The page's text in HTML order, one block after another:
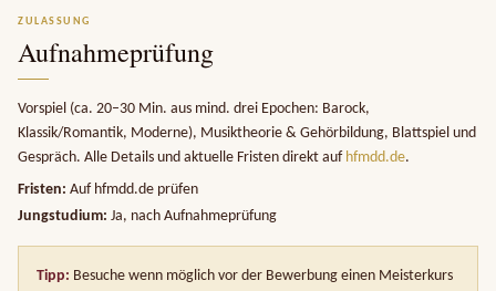
ZULASSUNG
Aufnahmeprüfung
Vorspiel (ca. 20–30 Min. aus mind. drei Epochen: Barock,
Klassik/Romantik, Moderne), Musiktheorie & Gehörbildung, Blattspiel und
Gespräch. Alle Details und aktuelle Fristen direkt auf hfmdd.de.
Fristen: Auf hfmdd.de prüfen
Jungstudium: Ja, nach Aufnahmeprüfung
Tipp: Besuche wenn möglich vor der Bewerbung einen Meisterkurs